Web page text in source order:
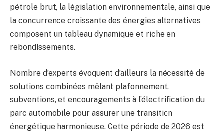
pétrole brut, la législation environnementale, ainsi que
la concurrence croissante des énergies alternatives
composent un tableau dynamique et riche en
rebondissements.
Nombre d’experts évoquent d’ailleurs la nécessité de
solutions combinées mêlant plafonnement,
subventions, et encouragements à l’électrification du
parc automobile pour assurer une transition
énergétique harmonieuse. Cette période de 2026 est